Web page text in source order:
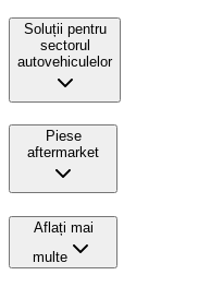
Soluții pentru
sectorul
autovehiculelor
Piese
aftermarket
Aflați mai
multe